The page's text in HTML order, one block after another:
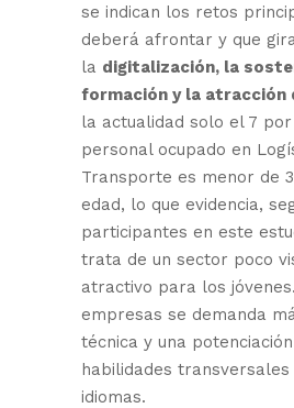
se indican los retos
deberá afrontar y que
la digitalización, la
formación y la atracción
la actualidad solo el 7
personal ocupado en
Transporte es menor de
edad, lo que evidencia,
participantes en este
trata de un sector poco
atractivo para los
empresas se demanda
técnica y una
habilidades transversales
idiomas.